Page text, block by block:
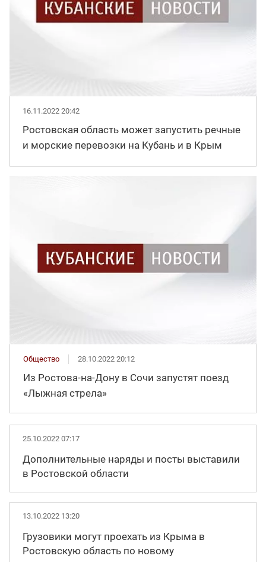
16.11.2022 20:42
Ростовская область может запустить речные
и морские перевозки на Кубань и в Крым
Общество 28.10.2022 20:12
Из Ростова-на-Дону в Сочи запустят поезд
«Лыжная стрела»
25.10.2022 07:17
Дополнительные наряды и посты выставили
в Ростовской области
13.10.2022 13:20
Грузовики могут проехать из Крыма в
Ростовскую область по новому